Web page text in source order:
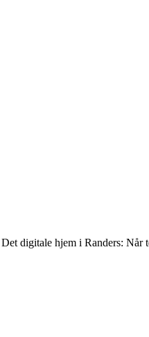
Det digitale hjem i Randers: Når